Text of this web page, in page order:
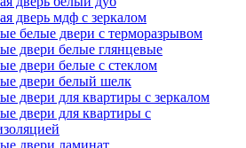
дверь мдф с зеркалом
белые двери с терморазрывом
двери белые глянцевые
двери белые с стеклом
двери белый шелк
двери для квартиры с зеркалом
двери для квартиры с
двери ламинат